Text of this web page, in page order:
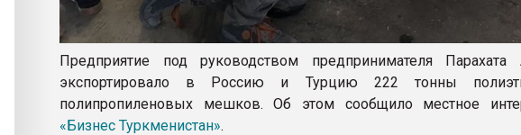
Предприятие под руководством предпринимателя Парахата
экспортировало в Россию и Турцию 222 тонны
полипропиленовых мешков. Об этом сообщило местное
«Бизнес Туркменистан».